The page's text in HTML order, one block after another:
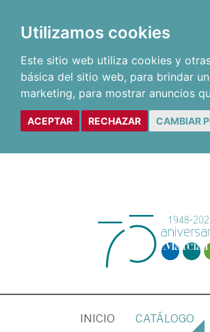
Utilizamos cookies
Este sitio web utiliza cookies y
básica del sitio web, para brindar
marketing, para mostrar anuncios
ACEPTAR RECHAZAR CAMBIAR
INICIO (CURRENT)
CATÁLOGO